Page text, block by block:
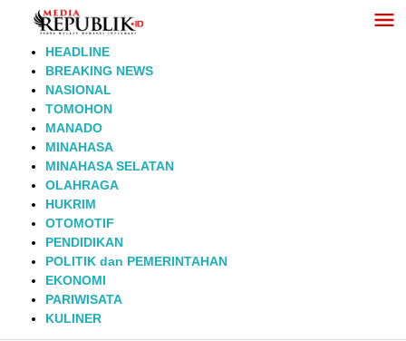
Lewati
HEADLINE
BREAKING NEWS
NASIONAL
TOMOHON
MANADO
MINAHASA
MINAHASA SELATAN
OLAHRAGA
HUKRIM
OTOMOTIF
PENDIDIKAN
POLITIK dan PEMERINTAHAN
EKONOMI
PARIWISATA
KULINER